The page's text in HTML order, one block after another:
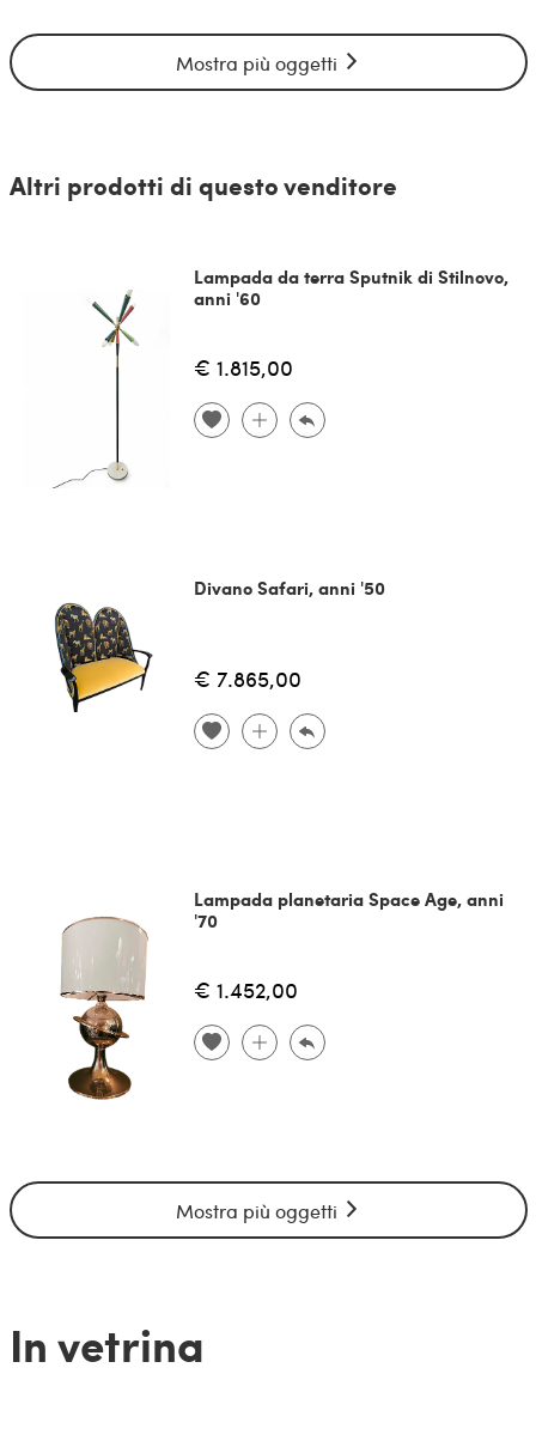
Mostra più oggetti
Altri prodotti di questo venditore
Lampada da terra Sputnik di Stilnovo,
anni '60
€ 1.815,00
Divano Safari, anni '50
€ 7.865,00
Lampada planetaria Space Age, anni
'70
€ 1.452,00
Mostra più oggetti
In vetrina